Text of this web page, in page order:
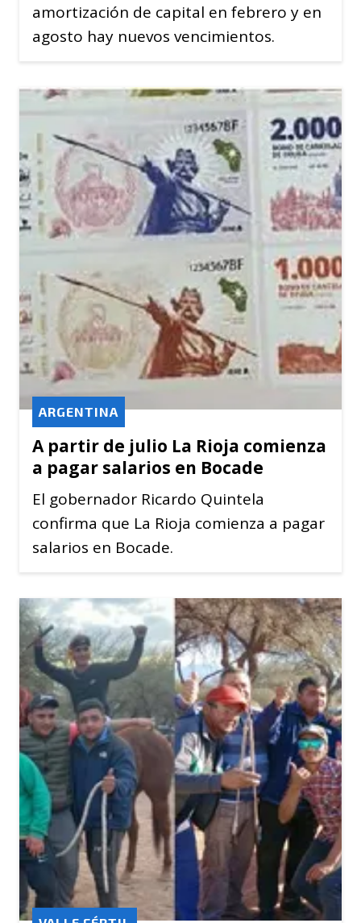
amortización de capital en febrero y en
agosto hay nuevos vencimientos.
A partir de julio La Rioja comienza
a pagar salarios en Bocade
ARGENTINA
El gobernador Ricardo Quintela
confirma que La Rioja comienza a pagar
salarios en Bocade.